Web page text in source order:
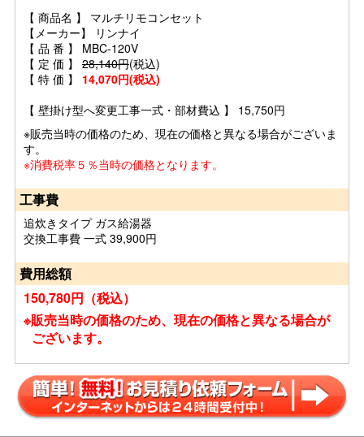
【 商品名 】 マルチリモコンセット
【メーカー】 リンナイ
【 品 番 】 MBC-120V
【 定 価 】 28,140円(税込)
【 特 価 】 14,070円(税込)
【 壁掛け型へ変更工事一式・部材費込 】 15,750円
※販売当時の価格のため、現在の価格と異なる場合がございま
す。
※消費税率５％当時の価格となります。
工事費
追炊きタイプ ガス給湯器
交換工事費 一式 39,900円
費用総額
150,780円（税込）
※販売当時の価格のため、現在の価格と異なる場合が
ございます。